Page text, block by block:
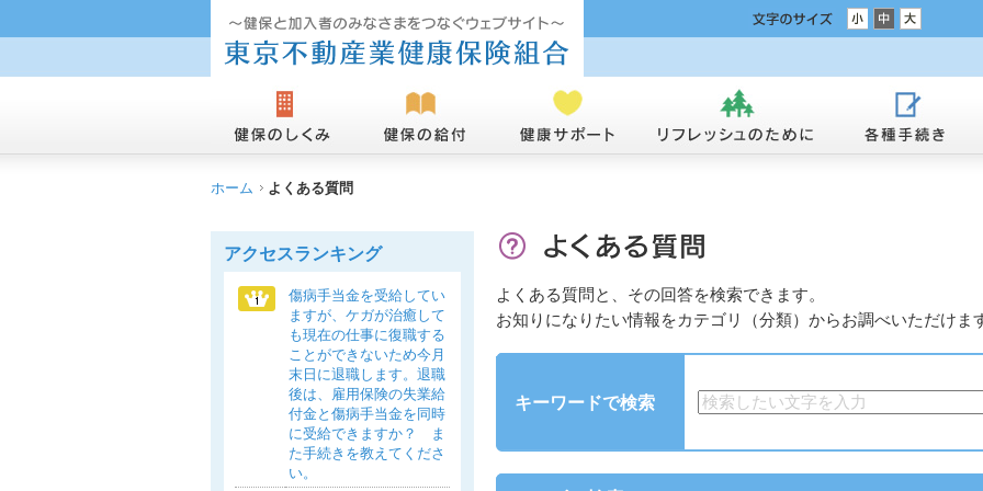
ホーム よくある質問
よくある質問と、その回答を検索できます。
お知りになりたい情報をカテゴリ（分類）からお調べいただけま
キーワードで検索
アクセスランキング
傷病手当金を受給してい
ますが、ケガが治癒して
も現在の仕事に復職する
ことができないため今月
末日に退職します。退職
後は、雇用保険の失業給
付金と傷病手当金を同時
に受給できますか？ ま
た手続きを教えてくださ
い。